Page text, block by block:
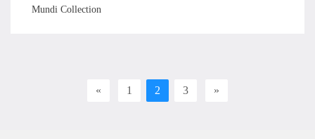
Mundi Collection
« 1 2 3 »